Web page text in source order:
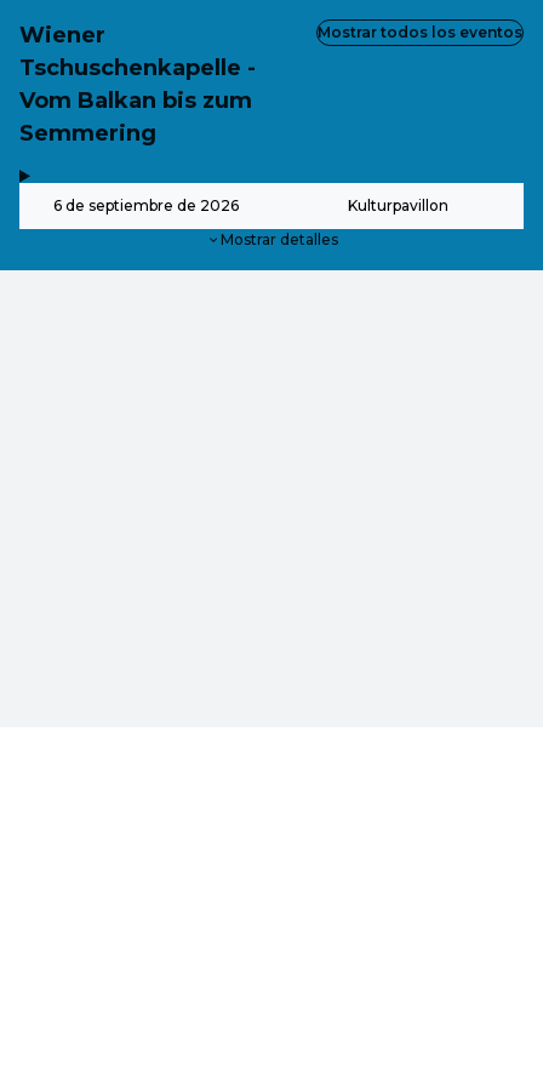
Wiener
Tschuschenkapelle -
Vom Balkan bis zum
Semmering
6 de septiembre de 2026 Kulturpavillon
Mostrar detalles
Mostrar todos los eventos